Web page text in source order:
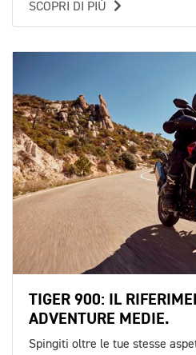
SCOPRI DI PIÙ
TIGER 900: IL
ADVENTURE MEDIE.
Spingiti oltre le tue stesse